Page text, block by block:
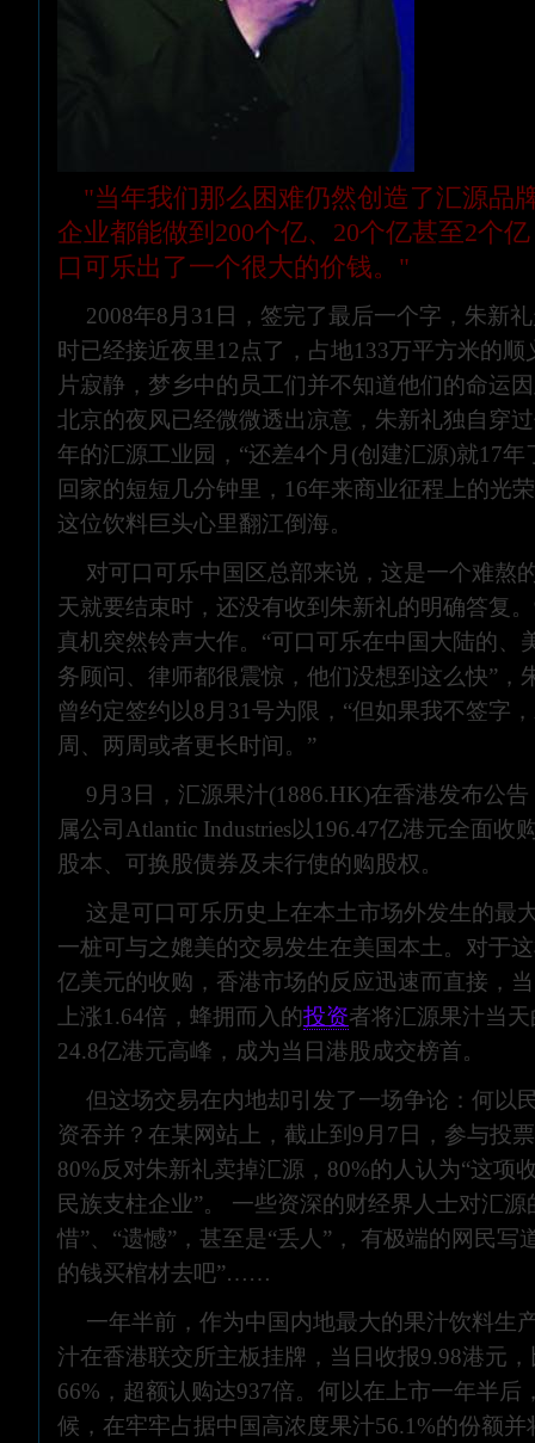
"当年我们那么困难仍然创造了汇源品
企业都能做到200个亿、20个亿甚至2个
口可乐出了一个很大的价钱。"
2008年8月31日，签完了最后一个字，朱新
时已经接近夜里12点了，占地133万平方米的
片寂静，梦乡中的员工们并不知道他们的命运
北京的夜风已经微微透出凉意，朱新礼独自穿
年的汇源工业园，“还差4个月(创建汇源)就17年
回家的短短几分钟里，16年来商业征程上的光
这位饮料巨头心里翻江倒海。
对可口可乐中国区总部来说，这是一个难熬
天就要结束时，还没有收到朱新礼的明确答复
真机突然铃声大作。“可口可乐在中国大陆的、
务顾问、律师都很震惊，他们没想到这么快”，
曾约定签约以8月31号为限，“但如果我不签字
周、两周或者更长时间。”
9月3日，汇源果汁(1886.HK)在香港发布公
属公司Atlantic Industries以196.47亿港元全面收
股本、可换股债券及未行使的购股权。
这是可口可乐历史上在本土市场外发生的最
一桩可与之媲美的交易发生在美国本土。对于
亿美元的收购，香港市场的反应迅速而直接，
上涨1.64倍，蜂拥而入的投资者将汇源果汁当
24.8亿港元高峰，成为当日港股成交榜首。
但这场交易在内地却引发了一场争论：何以
资吞并？在某网站上，截止到9月7日，参与投
80%反对朱新礼卖掉汇源，80%的人认为“这项
民族支柱企业”。 一些资深的财经界人士对汇源
惜”、“遗憾”，甚至是“丢人”， 有极端的网民写
的钱买棺材去吧”……
一年半前，作为中国内地最大的果汁饮料
汁在香港联交所主板挂牌，当日收报9.98港元
66%，超额认购达937倍。何以在上市一年半后
候，在牢牢占据中国高浓度果汁56.1%的份额